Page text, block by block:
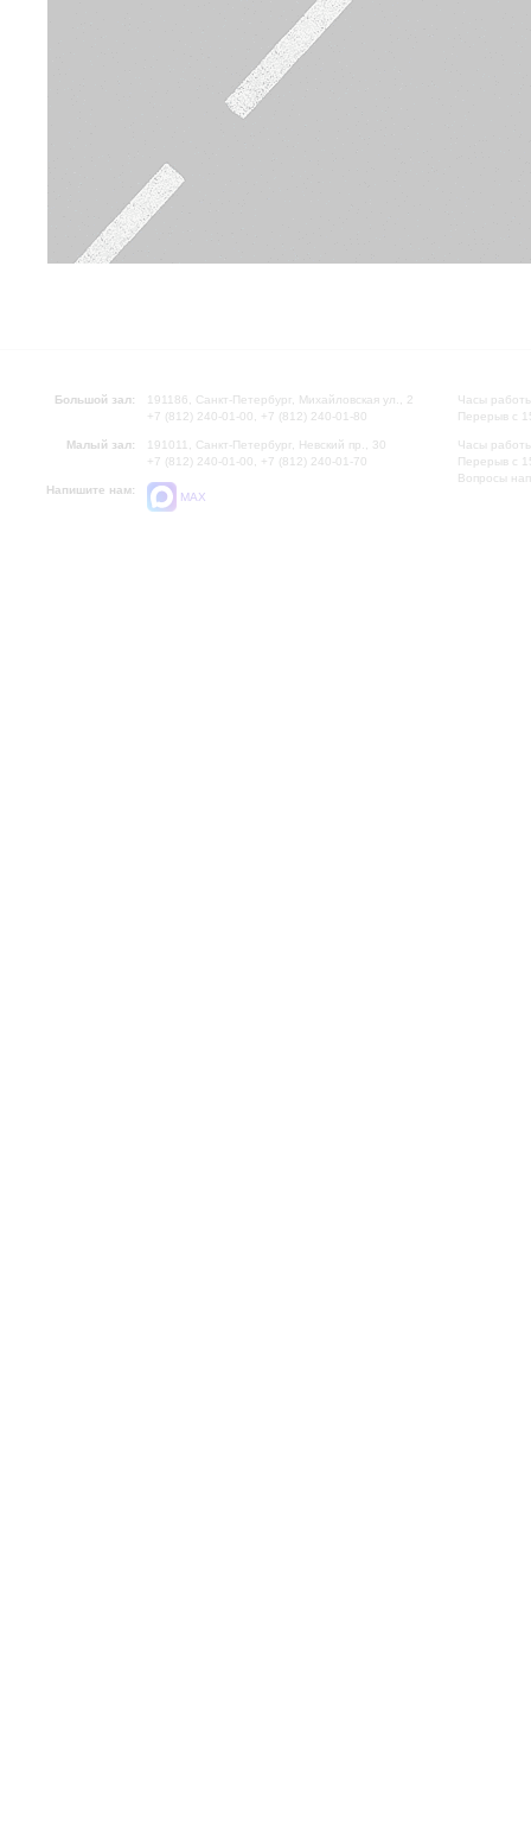
Большой зал:
191186, Санкт-Петербург, Михайловская ул., 2
+7 (812) 240-01-00, +7 (812) 240-01-80
Малый зал:
191011, Санкт-Петербург, Невский пр., 30
+7 (812) 240-01-00, +7 (812) 240-01-70
Напишите нам:
MAX
Часы
Перерыв с
Часы
Перерыв с
Вопросы